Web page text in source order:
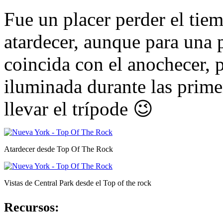
Fue un placer perder el
atardecer, aunque para
coincida con el anochecer,
iluminada durante las
llevar el trípode 😉
Atardecer desde Top Of The Rock
Vistas de Central Park desde el Top of the rock
Recursos: